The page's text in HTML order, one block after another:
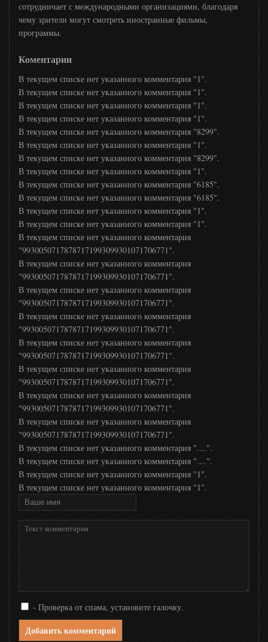
VIP Megahit
VIP Comedy
ТВ 1000
TV1000 Action
ТВ 1000 Русское кино
Кинохит
КиноУжас
Киносемья
Мужское кино
Киномикс
Кинокомедия
Кинопремьера
Индийское кино
Киносерия
Родное кино
Наш детектив
сотрудничает с международными организациями, благодаря
чему зрители могут смотреть иностранные фильмы,
программы.
Коментарии
В текущем списке нет указанного комментария "1".
В текущем списке нет указанного комментария "1".
В текущем списке нет указанного комментария "1".
В текущем списке нет указанного комментария "1".
В текущем списке нет указанного комментария "8299".
В текущем списке нет указанного комментария "1".
В текущем списке нет указанного комментария "8299".
В текущем списке нет указанного комментария "1".
В текущем списке нет указанного комментария "6185".
В текущем списке нет указанного комментария "6185".
В текущем списке нет указанного комментария "1".
В текущем списке нет указанного комментария "1".
В текущем списке нет указанного комментария
"99300507178787171993099301071706771".
В текущем списке нет указанного комментария
"99300507178787171993099301071706771".
В текущем списке нет указанного комментария
"99300507178787171993099301071706771".
В текущем списке нет указанного комментария
"99300507178787171993099301071706771".
В текущем списке нет указанного комментария
"99300507178787171993099301071706771".
В текущем списке нет указанного комментария
"99300507178787171993099301071706771".
В текущем списке нет указанного комментария
"99300507178787171993099301071706771".
В текущем списке нет указанного комментария
"99300507178787171993099301071706771".
В текущем списке нет указанного комментария "....".
В текущем списке нет указанного комментария "....".
В текущем списке нет указанного комментария "1".
В текущем списке нет указанного комментария "1".
- Проверка от спама, установите галочку.
Добавить комментарий